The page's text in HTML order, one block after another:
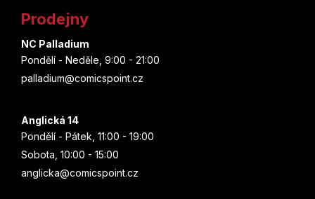
Prodejny
NC Palladium
Pondělí - Neděle, 9:00 - 21:00
palladium@comicspoint.cz
Anglická 14
Pondělí - Pátek, 11:00 - 19:00
Sobota, 10:00 - 15:00
anglicka@comicspoint.cz